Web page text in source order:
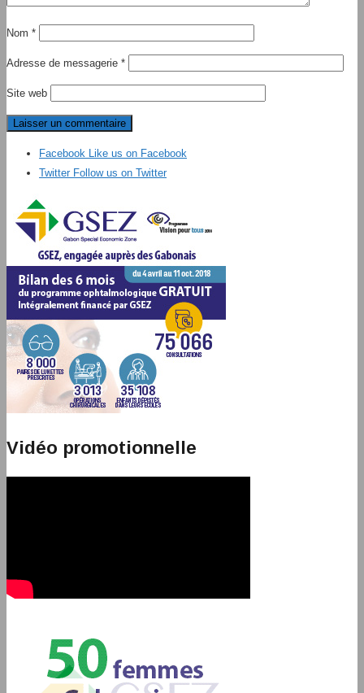
Nom *
Adresse de messagerie *
Site web
Facebook Like us on Facebook
Twitter Follow us on Twitter
Vidéo promotionnelle